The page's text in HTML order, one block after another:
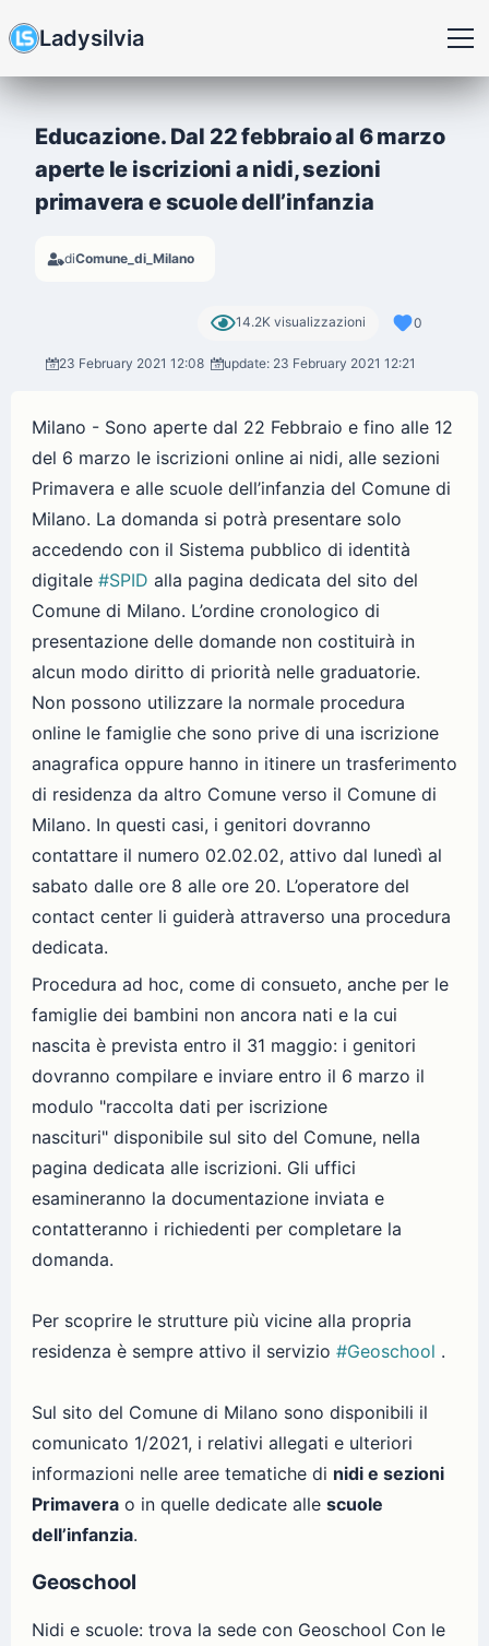
Ladysilvia
Educazione. Dal 22 febbraio al 6 marzo
aperte le iscrizioni a nidi, sezioni
primavera e scuole dell’infanzia
diComune_di_Milano
14.2K visualizzazioni 0
23 February 2021 12:08 update: 23 February 2021 12:21
Milano - Sono aperte dal 22 Febbraio e fino alle 12
del 6 marzo le iscrizioni online ai nidi, alle sezioni
Primavera e alle scuole dell’infanzia del Comune di
Milano. La domanda si potrà presentare solo
accedendo con il Sistema pubblico di identità
digitale #SPID alla pagina dedicata del sito del
Comune di Milano. L’ordine cronologico di
presentazione delle domande non costituirà in
alcun modo diritto di priorità nelle graduatorie.
Non possono utilizzare la normale procedura
online le famiglie che sono prive di una iscrizione
anagrafica oppure hanno in itinere un trasferimento
di residenza da altro Comune verso il Comune di
Milano. In questi casi, i genitori dovranno
contattare il numero 02.02.02, attivo dal lunedì al
sabato dalle ore 8 alle ore 20. L’operatore del
contact center li guiderà attraverso una procedura
dedicata.
Procedura ad hoc, come di consueto, anche per le
famiglie dei bambini non ancora nati e la cui
nascita è prevista entro il 31 maggio: i genitori
dovranno compilare e inviare entro il 6 marzo il
modulo "raccolta dati per iscrizione
nascituri" disponibile sul sito del Comune, nella
pagina dedicata alle iscrizioni. Gli uffici
esamineranno la documentazione inviata e
contatteranno i richiedenti per completare la
domanda.
Per scoprire le strutture più vicine alla propria
residenza è sempre attivo il servizio #Geoschool .
Sul sito del Comune di Milano sono disponibili il
comunicato 1/2021, i relativi allegati e ulteriori
informazioni nelle aree tematiche di nidi e sezioni
Primavera o in quelle dedicate alle scuole
dell’infanzia.
Geoschool
Nidi e scuole: trova la sede con Geoschool Con le